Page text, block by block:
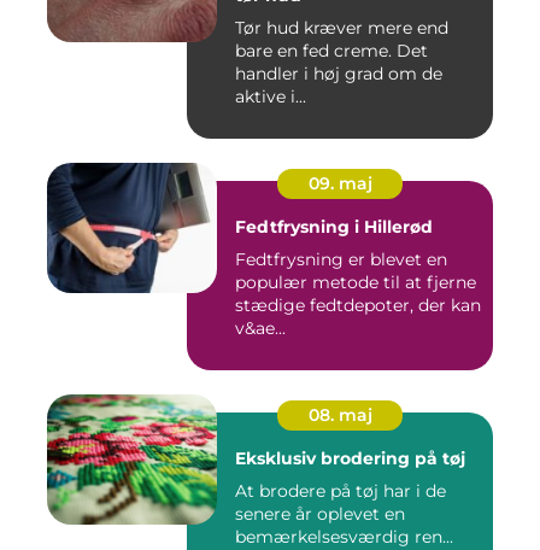
Tør hud kræver mere end
bare en fed creme. Det
handler i høj grad om de
aktive i...
09. maj
Fedtfrysning i Hillerød
Fedtfrysning er blevet en
populær metode til at fjerne
stædige fedtdepoter, der kan
v&ae...
08. maj
Eksklusiv brodering på tøj
At brodere på tøj har i de
senere år oplevet en
bemærkelsesværdig ren...